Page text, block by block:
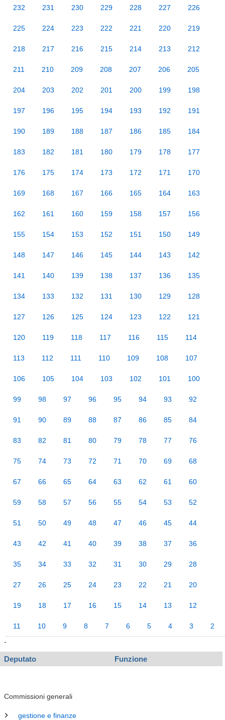
232 231 230 229 228 227 226
225 224 223 222 221 220 219
218 217 216 215 214 213 212
211 210 209 208 207 206 205
204 203 202 201 200 199 198
197 196 195 194 193 192 191
190 189 188 187 186 185 184
183 182 181 180 179 178 177
176 175 174 173 172 171 170
169 168 167 166 165 164 163
162 161 160 159 158 157 156
155 154 153 152 151 150 149
148 147 146 145 144 143 142
141 140 139 138 137 136 135
134 133 132 131 130 129 128
127 126 125 124 123 122 121
120 119 118 117 116 115 114
113 112 111 110 109 108 107
106 105 104 103 102 101 100
99 98 97 96 95 94 93 92
91 90 89 88 87 86 85 84
83 82 81 80 79 78 77 76
75 74 73 72 71 70 69 68
67 66 65 64 63 62 61 60
59 58 57 56 55 54 53 52
51 50 49 48 47 46 45 44
43 42 41 40 39 38 37 36
35 34 33 32 31 30 29 28
27 26 25 24 23 22 21 20
19 18 17 16 15 14 13 12
11 10 9 8 7 6 5 4 3
2
-
Deputato Funzione
Commissioni generali
gestione e finanze